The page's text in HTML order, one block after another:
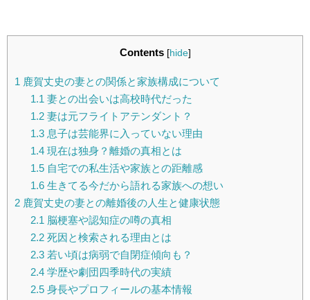
Contents [hide]
1 鹿賀丈史の妻との関係と家族構成について
1.1 妻との出会いは高校時代だった
1.2妻は元フライトアテンダント？
1.3息子は芸能界に入っていない理由
1.4現在は独身？離婚の真相とは
1.5自宅での私生活や家族との距離感
1.6生きてる今だから語れる家族への想い
2 鹿賀丈史の妻との離婚後の人生と健康状態
2.1 脳梗塞や認知症の噂の真相
2.2死因と検索される理由とは
2.3若い頃は病弱で自閉症傾向も？
2.4学歴や劇団四季時代の実績
2.5身長やプロフィールの基本情報